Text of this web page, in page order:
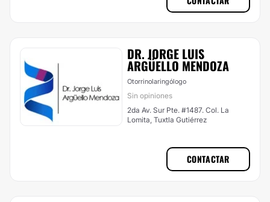
DR. JORGE LUIS
ARGÜELLO MENDOZA
Otorrinolaringólogo
Sin opiniones
2da Av. Sur Pte. #1487. Col. La
Lomita, Tuxtla Gutiérrez
CONTACTAR